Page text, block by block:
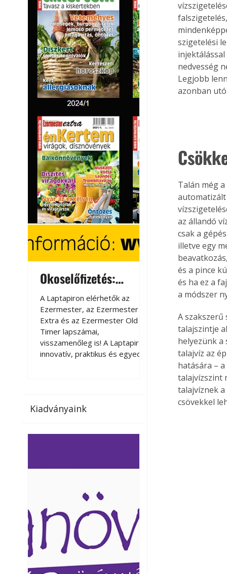
Okoselőfizetés:
Ezermester Extra
A Laptapiron elérhetők az
Ezermester, az Ezermester
Extra és az Ezermester Old
Timer lapszámai,
visszamenőleg is! A Laptapir új,
innovatív, praktikus és egyedi
az otthonában, útközben vagy
elérhetők lapszámaink. Bárhol,
Okoselőfizetés
A Laptapiron
Extra és az
Timer lapszámai,
visszamenőleg is! A
innovatív, praktikus
megoldás a
magazinok digitális
számítógépen,
vagy táblagépen.
az otthonában,
Kiadványaink
szigetelési
nedvesség
Legjobb
azonban
Talán még
az állandó
csak a
illetve egy
és a pince
és ha ez a
a módszer
A szakszerű
talajszintje
helyezünk a
talajvíz az
hatására –
talajvízszint
talajvíznek
csövekkel